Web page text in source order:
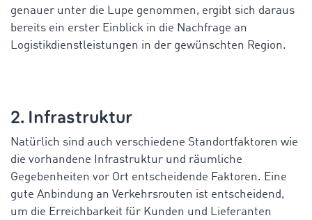
genauer unter die Lupe genommen, ergibt sich daraus
bereits ein erster Einblick in die Nachfrage an
Logistikdienstleistungen in der gewünschten Region.
2. Infrastruktur
Natürlich sind auch verschiedene Standortfaktoren wie
die vorhandene Infrastruktur und räumliche
Gegebenheiten vor Ort entscheidende Faktoren. Eine
gute Anbindung an Verkehrsrouten ist entscheidend,
um die Erreichbarkeit für Kunden und Lieferanten